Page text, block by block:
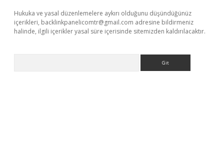
Hukuka ve yasal düzenlemelere aykırı olduğunu düşündüğünüz
içerikleri, backlinkpanelicomtr@gmail.com adresine bildirmeniz
halinde, ilgili içerikler yasal süre içerisinde sitemizden kaldırılacaktır.